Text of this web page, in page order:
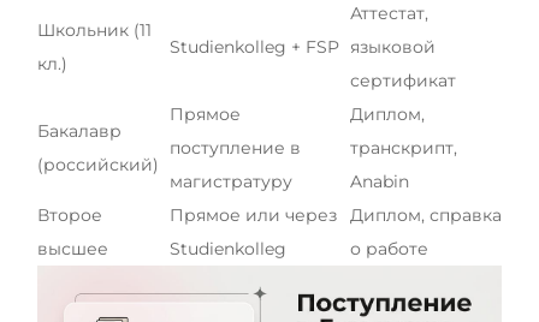
Школьник (11
кл.)
Studienkolleg + FSP
Аттестат,
языковой
сертификат
Бакалавр
(российский)
Прямое
поступление в
магистратуру
Диплом,
транскрипт,
Anabin
Второе
высшее
Прямое или через
Studienkolleg
Диплом, справка
о работе